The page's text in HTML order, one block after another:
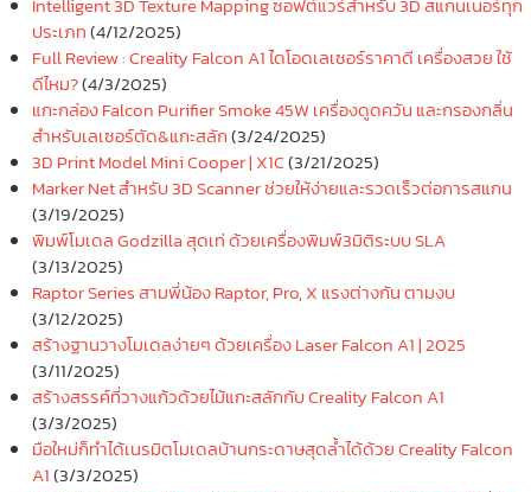
Intelligent 3D Texture Mapping ซอฟต์แวร์สำหรับ 3D สแกนเนอร์ทุก
ประเภท(4/12/2025)
Full Review : Creality Falcon A1 ไดโอดเลเซอร์ราคาดี เครื่องสวย ใช้
ดีไหม?(4/3/2025)
แกะกล่อง Falcon Purifier Smoke 45W เครื่องดูดควัน และกรองกลิ่น
สำหรับเลเซอร์ตัด&แกะสลัก(3/24/2025)
3D Print Model Mini Cooper | X1C(3/21/2025)
Marker Net สำหรับ 3D Scanner ช่วยให้ง่ายและรวดเร็วต่อการสแกน
(3/19/2025)
พิมพ์โมเดล Godzilla สุดเท่ ด้วยเครื่องพิมพ์3มิติระบบ SLA
(3/13/2025)
Raptor Series สามพี่น้อง Raptor, Pro, X แรงต่างกัน ตามงบ
(3/12/2025)
สร้างฐานวางโมเดลง่ายๆ ด้วยเครื่อง Laser Falcon A1 | 2025
(3/11/2025)
สร้างสรรค์ที่วางแก้วด้วยไม้แกะสลักกับ Creality Falcon A1
(3/3/2025)
มือใหม่ก็ทำได้เนรมิตโมเดลบ้านกระดาษสุดล้ำได้ด้วย Creality Falcon
A1(3/3/2025)